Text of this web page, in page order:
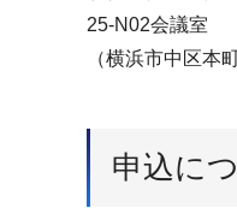
25-N02会議室
（横浜市中区本
申込に